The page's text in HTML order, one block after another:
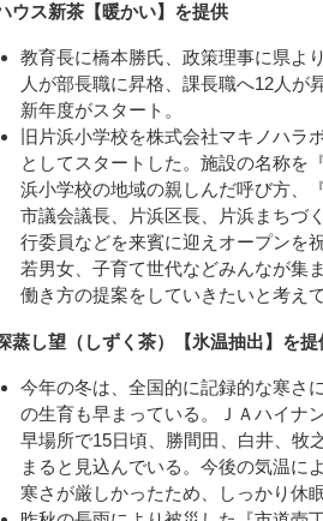
ウス新茶【暖かい】を提供
教育長に橋本勝氏、政策理事に県よ
人が部長職に昇格、課長職へ12人が
新年度がスタート。
旧片浜小学校を株式会社マキノハラ
としてスタートした。施設の名称を
浜小学校の地域の親しんだ呼び方、
市議会議長、片浜区長、片浜まちづ
行委員などを来賓に迎えオープンを
若男女、子育て世代などみんなが集
働き方の提案をしていきたいと考えて
蒸し望（しずく茶）【氷温抽出】を提
今年の冬は、全国的に記録的な寒さ
の生育も早まっている。ＪＡハイナ
早場所で15日頃、勝間田、白井、牧
まると見込んでいる。今後の気温に
寒さが厳しかったため、しっかり休